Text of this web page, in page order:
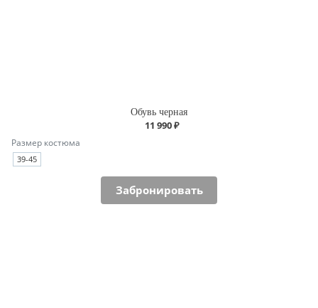
Обувь черная
11 990 ₽
Размер костюма
39-45
Забронировать